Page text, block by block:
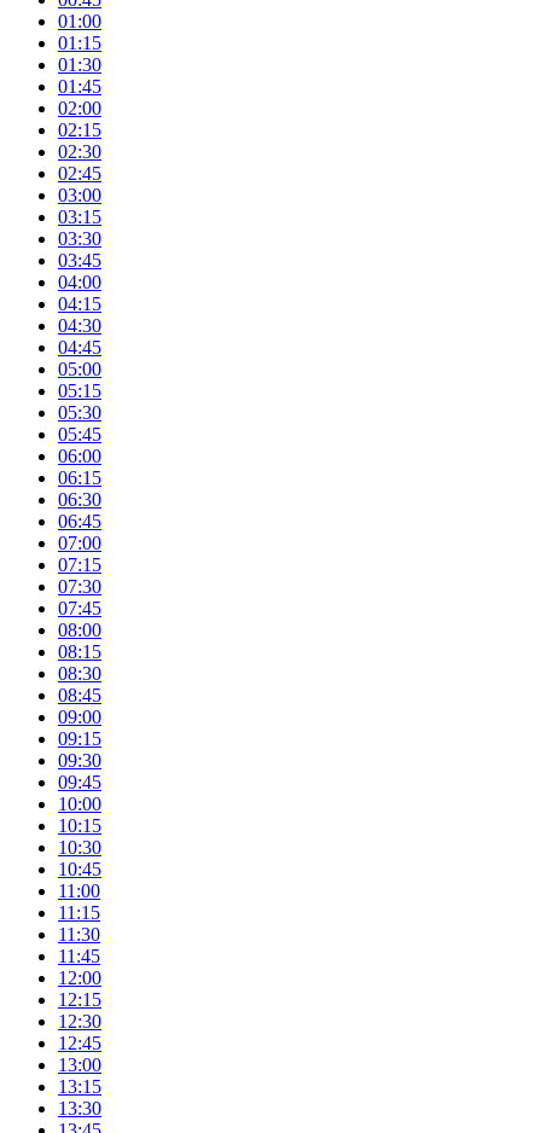
01:00
01:15
01:30
01:45
02:00
02:15
02:30
02:45
03:00
03:15
03:30
03:45
04:00
04:15
04:30
04:45
05:00
05:15
05:30
05:45
06:00
06:15
06:30
06:45
07:00
07:15
07:30
07:45
08:00
08:15
08:30
08:45
09:00
09:15
09:30
09:45
10:00
10:15
10:30
10:45
11:00
11:15
11:30
11:45
12:00
12:15
12:30
12:45
13:00
13:15
13:30